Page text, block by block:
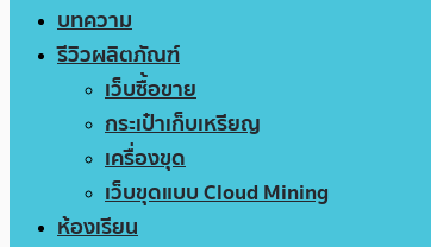
บทความ
รีวิวผลิตภัณฑ์
เว็บซื้อขาย
กระเป๋าเก็บเหรียญ
เครื่องขุด
เว็บขุดแบบ Cloud Mining
ห้องเรียน